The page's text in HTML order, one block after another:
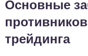
Основные
трейдинга